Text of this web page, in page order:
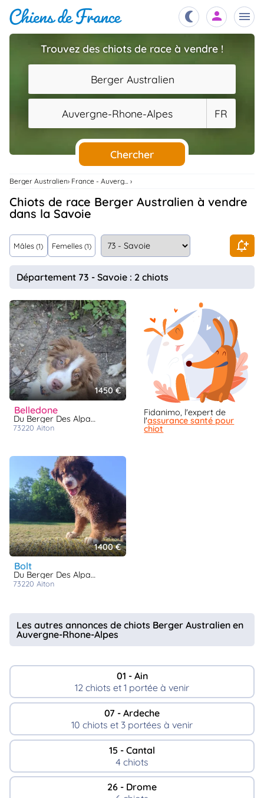
Chiots
Éleveurs
Étalons
Chiens
Services
..
Assurances
Connexion
Trouvez des chiots de race à vendre !
Berger Australien
Auvergne-Rhone-Alpes FR
Chercher
Berger Australien France - Auvergne-Rhone-Alpes
Chiots de race Berger Australien à vendre
dans la Savoie
Mâles (1) Femelles (1)
Département 73 - Savoie : 2 chiots
1450 €
belledone
Du Berger Des Alpages
73220 aiton
Fidanimo, l'expert de
l'assurance santé pour
chiot
1400 €
bolt
Du Berger Des Alpages
73220 aiton
Les autres annonces de chiots Berger Australien en
Auvergne-Rhone-Alpes
01 - Ain
12 chiots et 1 portée à venir
07 - Ardeche
10 chiots et 3 portées à venir
15 - Cantal
4 chiots
26 - Drome